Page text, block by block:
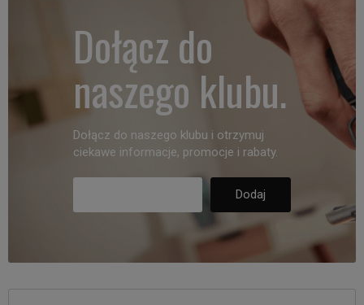
Dołącz do
naszego klubu.
Dołącz do naszego klubu i otrzymuj
ciekawe informacje, promocje i rabaty.